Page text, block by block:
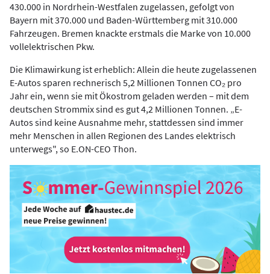
430.000 in Nordrhein-Westfalen zugelassen, gefolgt von
Bayern mit 370.000 und Baden-Württemberg mit 310.000
Fahrzeugen. Bremen knackte erstmals die Marke von 10.000
vollelektrischen Pkw.
Die Klimawirkung ist erheblich: Allein die heute zugelassenen
E-Autos sparen rechnerisch 5,2 Millionen Tonnen CO₂ pro
Jahr ein, wenn sie mit Ökostrom geladen werden – mit dem
deutschen Strommix sind es gut 4,2 Millionen Tonnen. „E-
Autos sind keine Ausnahme mehr, stattdessen sind immer
mehr Menschen in allen Regionen des Landes elektrisch
unterwegs", so E.ON-CEO Thon.